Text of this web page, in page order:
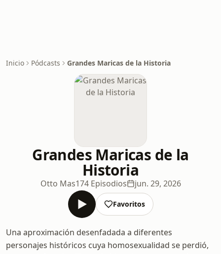
Inicio Pódcasts Grandes Maricas de la Historia
Grandes Maricas de la
Historia
Otto Mas174 Episodios jun. 29, 2026
Favoritos
Una aproximación desenfadada a diferentes
personajes históricos cuya homosexualidad se perdió,